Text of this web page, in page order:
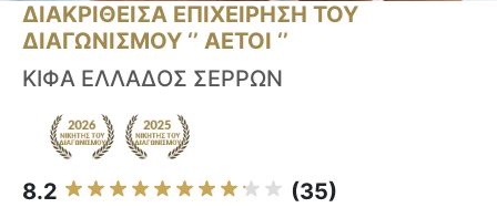
ΔΙΑΚΡΙΘΕΙΣΑ ΕΠΙΧΕΙΡΗΣΗ ΤΟΥ
ΔΙΑΓΩΝΙΣΜΟΥ ‘’ ΑΕΤΟΙ ‘’
ΚΙΦΑ ΕΛΛΑΔΟΣ ΣΕΡΡΩΝ
8.2 (35)